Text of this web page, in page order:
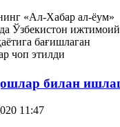
билан
11:47